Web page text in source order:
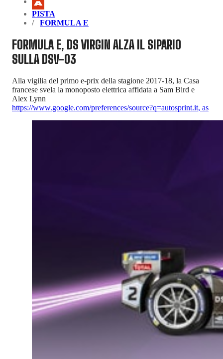
PISTA
FORMULA E
FORMULA E, DS VIRGIN ALZA IL SIPARIO
SULLA DSV-03
Alla vigilia del primo e-prix della stagione 2017-18, la Casa
francese svela la monoposto elettrica affidata a Sam Bird e
Alex Lynn
https://www.google.com/preferences/source?q=autosprint.it, as